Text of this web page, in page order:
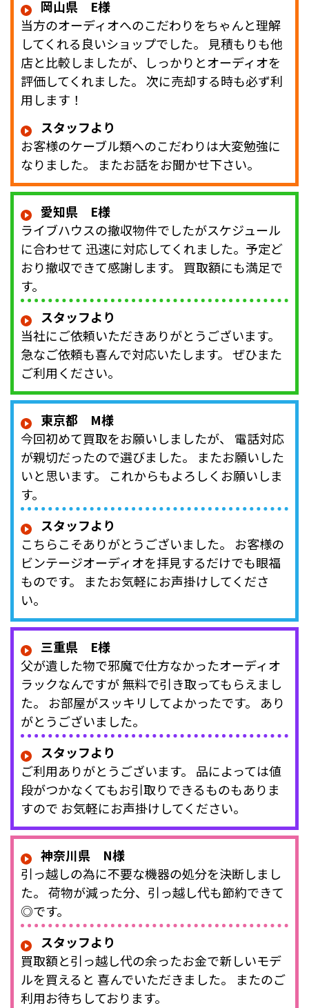
岡山県 E様
当方のオーディオへのこだわりをちゃんと理解
してくれる良いショップでした。 見積もりも他
店と比較しましたが、しっかりとオーディオを
評価してくれました。 次に売却する時も必ず利
用します！
スタッフより
お客様のケーブル類へのこだわりは大変勉強に
なりました。 またお話をお聞かせ下さい。
愛知県 E様
ライブハウスの撤収物件でしたがスケジュール
に合わせて 迅速に対応してくれました。予定ど
おり撤収できて感謝します。 買取額にも満足で
す。
スタッフより
当社にご依頼いただきありがとうございます。
急なご依頼も喜んで対応いたします。 ぜひまた
ご利用ください。
東京都 M様
今回初めて買取をお願いしましたが、 電話対応
が親切だったので選びました。 またお願いした
いと思います。 これからもよろしくお願いしま
す。
スタッフより
こちらこそありがとうございました。 お客様の
ビンテージオーディオを拝見するだけでも眼福
ものです。 またお気軽にお声掛けしてくださ
い。
三重県 E様
父が遺した物で邪魔で仕方なかったオーディオ
ラックなんですが 無料で引き取ってもらえまし
た。 お部屋がスッキリしてよかったです。 あり
がとうございました。
スタッフより
ご利用ありがとうございます。 品によっては値
段がつかなくてもお引取りできるものもありま
すので お気軽にお声掛けしてください。
神奈川県 N様
引っ越しの為に不要な機器の処分を決断しまし
た。 荷物が減った分、引っ越し代も節約できて
◎です。
スタッフより
買取額と引っ越し代の余ったお金で新しいモデ
ルを買えると 喜んでいただきました。 またのご
利用お待ちしております。